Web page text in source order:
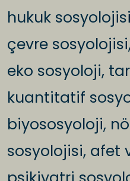
hukuk
çevre
eko sosyoloji,
kuantitatif
biyososyoloji,
sosyolojisi, afet